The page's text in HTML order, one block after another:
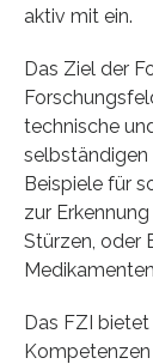
aktiv mit ein.
Das Ziel der
technische
Beispiele für
zur
Stürzen, oder
Das FZI
Kompetenzen